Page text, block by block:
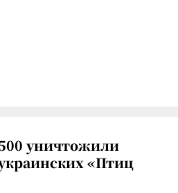
уничтожили
«Птиц